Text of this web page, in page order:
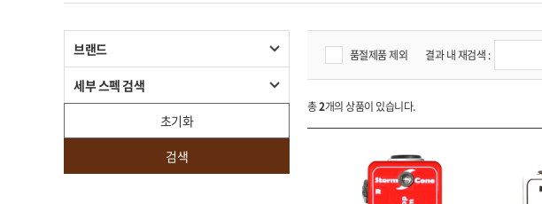
브랜드
세부 스펙 검색
초기화
검색
품절제품 제외 결과 내 재검색 :
총2개의 상품이 있습니다.